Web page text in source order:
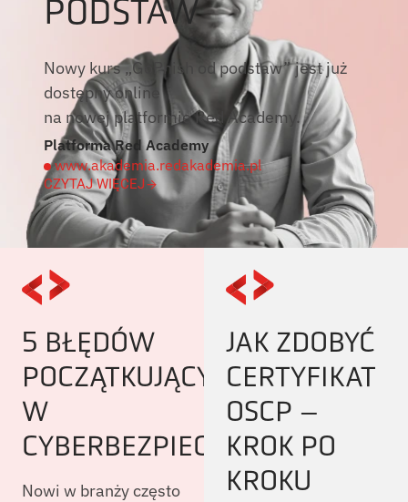
5 BŁĘDÓW
POCZĄTKUJĄCYCH
W
CYBERBEZPIECZEŃSTWIE
Nowi w branży często
JAK ZDOBYĆ
CERTYFIKAT
OSCP –
KROK PO
KROKU
PODSTAW
Nowy kurs „GoPhish od podstaw” jest już
dostępny online
na nowej platformie Red Academy.
Platforma Red Academy
www.akademia.redakademia.pl
CZYTAJ WIĘCEJ